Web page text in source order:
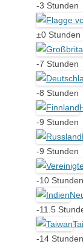
-3 Stunden
±0 Stunden
-7 Stunden
-8 Stunden
-9 Stunden
-9 Stunden
-10 Stunden
-11.5
-14 Stunden